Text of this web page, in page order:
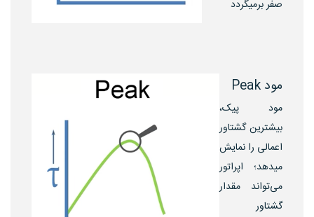
صفر برمیگردد
مود Peak
مود پیک،
بیشترین گشتاور
اعمالی را نمایش
میدهد؛ اپراتور
می‌تواند مقدار
گشتاور